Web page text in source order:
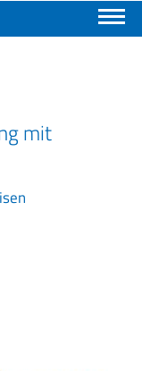
mit